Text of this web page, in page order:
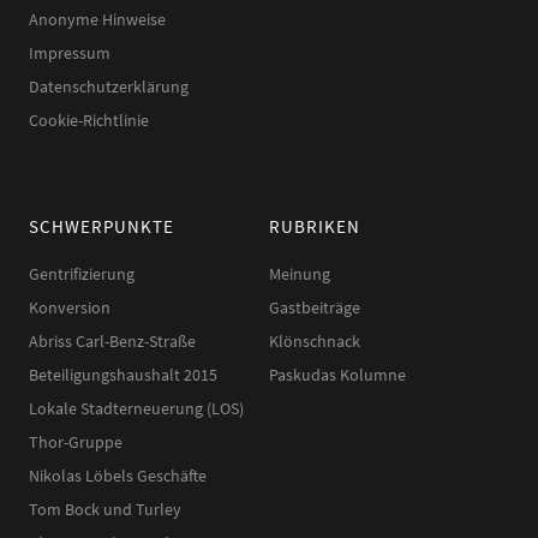
Anonyme Hinweise
Impressum
Datenschutzerklärung
Cookie-Richtlinie
SCHWERPUNKTE
Gentrifizierung
Konversion
Abriss Carl-Benz-Straße
Beteiligungshaushalt 2015
Lokale Stadterneuerung (LOS)
Thor-Gruppe
Nikolas Löbels Geschäfte
Tom Bock und Turley
RUBRIKEN
Meinung
Gastbeiträge
Klönschnack
Paskudas Kolumne